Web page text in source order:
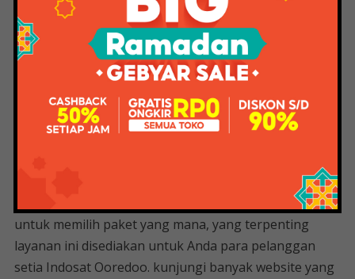
Dalam hal kecepatan internet, tidak masalah di mana
Anda tinggal, jika sinyal macet di perangkat Anda tidak
terlalu menjadi masalah. Keduanya memberikan
dukungan yang sama untuk semua level jaringan. Dan,
tentu saja, ke level konektivitas 4G saat ini.
Ada banyak fitur tidak tertulis di website yang bisa
mengaktifkan paket internetnya, tidak ada tekanan
untuk memilih paket yang mana, yang terpenting
layanan ini disediakan untuk Anda para pelanggan
setia Indosat Ooredoo. kunjungi banyak website yang